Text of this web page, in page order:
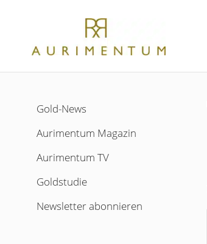
Gold-News
Aurimentum Magazin
Aurimentum TV
Goldstudie
Newsletter abonnieren